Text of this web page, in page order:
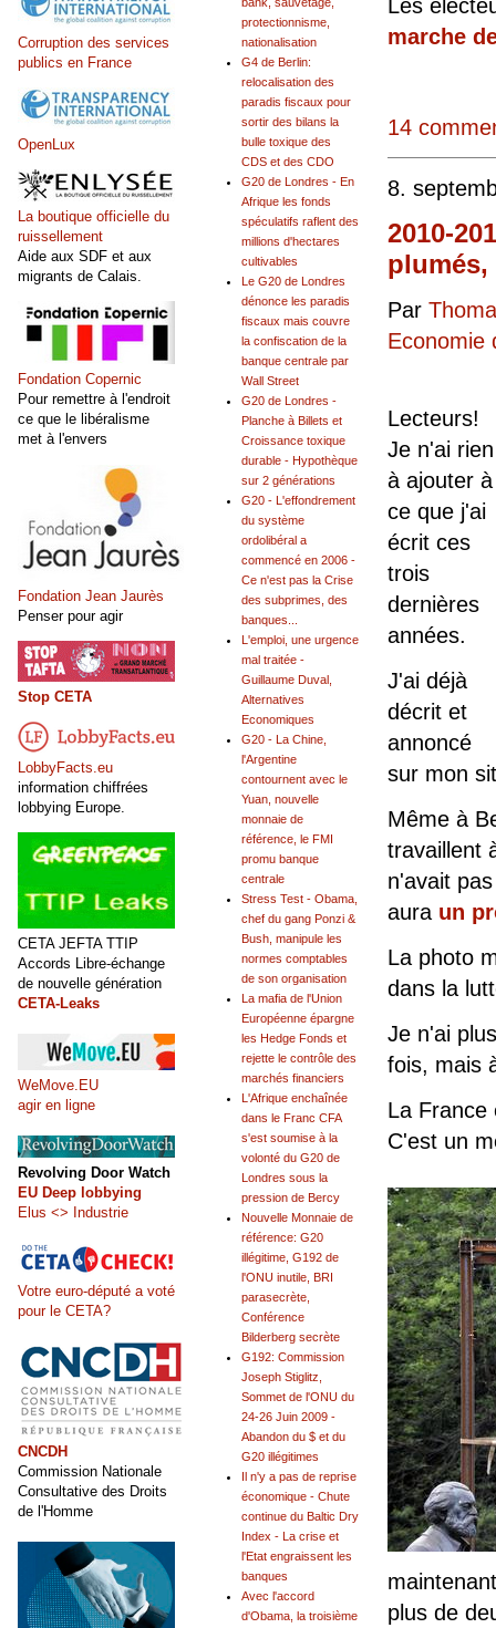
Les
marche
14
8.
2010-
plumés,
Par
Economie
Lecteurs!
Je n'ai rien
à ajouter à
ce que j'ai
écrit ces
trois
dernières
années.
J'ai déjà
décrit et
annoncé
sur mon
Même à
travaillent
n'avait
aura un
La photo
dans la
Je n'ai
fois, mais
La France
C'est un
plus de
protectionnisme,
nationalisation
G4 de Berlin:
relocalisation des
paradis fiscaux pour
sortir des bilans la
bulle toxique des
CDS et des CDO
G20 de Londres - En
Afrique les fonds
spéculatifs raflent des
millions d'hectares
cultivables
Le G20 de Londres
dénonce les paradis
fiscaux mais couvre
la confiscation de la
banque centrale par
Wall Street
G20 de Londres -
Planche à Billets et
Croissance toxique
durable - Hypothèque
sur 2 générations
G20 - L'effondrement
du système
ordolibéral a
commencé en 2006 -
Ce n'est pas la Crise
des subprimes, des
banques...
L'emploi, une urgence
mal traitée -
Guillaume Duval,
Alternatives
Economiques
G20 - La Chine,
l'Argentine
contournent avec le
Yuan, nouvelle
monnaie de
référence, le FMI
promu banque
centrale
Stress Test - Obama,
chef du gang Ponzi &
Bush, manipule les
normes comptables
de son organisation
La mafia de l'Union
Européenne épargne
les Hedge Fonds et
rejette le contrôle des
marchés financiers
L'Afrique enchaînée
dans le Franc CFA
s'est soumise à la
volonté du G20 de
Londres sous la
pression de Bercy
Nouvelle Monnaie de
référence: G20
illégitime, G192 de
l'ONU inutile, BRI
parasecrète,
Conférence
Bilderberg secrète
G192: Commission
Joseph Stiglitz,
Sommet de l'ONU du
24-26 Juin 2009 -
Abandon du $ et du
G20 illégitimes
Il n'y a pas de reprise
économique - Chute
continue du Baltic Dry
Index - La crise et
l'Etat engraissent les
banques
Avec l'accord
d'Obama, la troisième
Corruption des services
publics en France
OpenLux
La boutique officielle du
ruissellement
Aide aux SDF et aux
migrants de Calais.
Fondation Copernic
Pour remettre à l'endroit
ce que le libéralisme
met à l'envers
Fondation Jean Jaurès
Penser pour agir
Stop CETA
LobbyFacts.eu
information chiffrées
lobbying Europe.
CETA JEFTA TTIP
Accords Libre-échange
de nouvelle génération
CETA-Leaks
WeMove.EU
agir en ligne
Revolving Door Watch
EU Deep lobbying
Elus <> Industrie
Votre euro-député a voté
pour le CETA?
CNCDH
Commission Nationale
Consultative des Droits
de l'Homme